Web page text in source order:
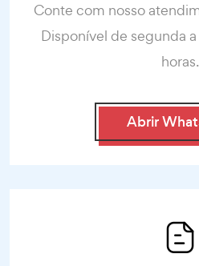
Conte com nosso
Disponível de segunda
horas.
Abrir